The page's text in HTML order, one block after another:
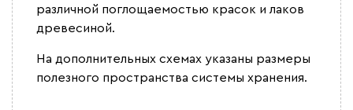
различной поглощаемостью красок и лаков
древесиной.
На дополнительных схемах указаны размеры
полезного пространства системы хранения.